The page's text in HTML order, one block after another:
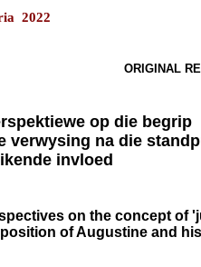
2022
ORIGINAL
op die begrip
verwysing na die
invloed
on the concept of
of Augustine and